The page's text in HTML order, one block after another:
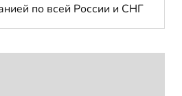
по всей России и СНГ